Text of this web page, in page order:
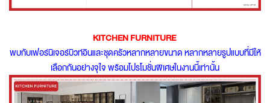
KITCHEN FURNITURE
พบกับเฟอร์นิเจอร์บิวท์อินและชุดครัวหลากหลายขนาด หลากหลายรูปแบบที่มีให้
เลือกกันอย่างจุใจ พร้อมโปรโมชั่นพิเศษในงานนี้เท่านั้น